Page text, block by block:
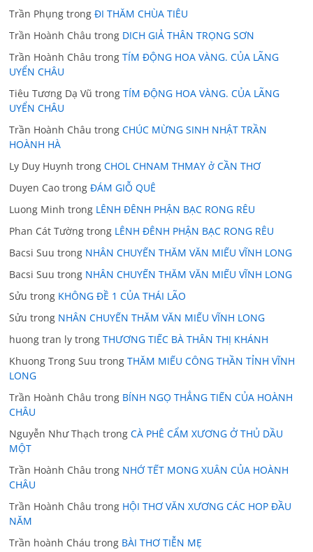
Trần Phụng trongĐI THĂM CHÙA TIÊU
Trần Hoành Châu trong DICH GIẢ THÂN TRỌNG SƠN
Trần Hoành Châu trongTÍM ĐỘNG HOA VÀNG. CỦA LÃNG
UYỂN CHÂU
Tiêu Tương Dạ Vũ trongTÍM ĐỘNG HOA VÀNG. CỦA LÃNG
UYỂN CHÂU
Trần Hoành Châu trongCHÚC MỪNG SINH NHẬT TRẦN
HOÀNH HÀ
Ly Duy Huynh trongCHOL CHNAM THMAY ở CẦN THƠ
Duyen Cao trongĐÁM GIỖ QUÊ
Luong Minh trong LÊNH ĐÊNH PHẬN BẠC RONG RÊU
Phan Cát Tường trong LÊNH ĐÊNH PHẬN BẠC RONG RÊU
Bacsi Suu trong NHÂN CHUYẾN THĂM VĂN MIẾU VĨNH LONG
Bacsi Suu trong NHÂN CHUYẾN THĂM VĂN MIẾU VĨNH LONG
Sửu trong KHÔNG ĐỀ 1 CỦA THÁI LÃO
Sửu trong NHÂN CHUYẾN THĂM VĂN MIẾU VĨNH LONG
huong tran ly trongTHƯƠNG TIẾC BÀ THÂN THỊ KHÁNH
Khuong Trong Suu trongTHĂM MIẾU CÔNG THẦN TỈNH VĨNH
LONG
Trần Hoành Châu trong BÍNH NGỌ THẲNG TIẾN CỦA HOÀNH
CHÂU
Nguyễn Như Thạch trongCÀ PHÊ CẨM XƯƠNG Ở THỦ DẦU
MỘT
Trần Hoành Châu trong NHỚ TẾT MONG XUÂN CỦA HOÀNH
CHÂU
Trần Hoành Châu trong HỘI THƠ VĂN XƯƠNG CÁC HOP ĐẦU
NĂM
Trần hoành Cháu trong BÀI THƠ TIỄN MẸ